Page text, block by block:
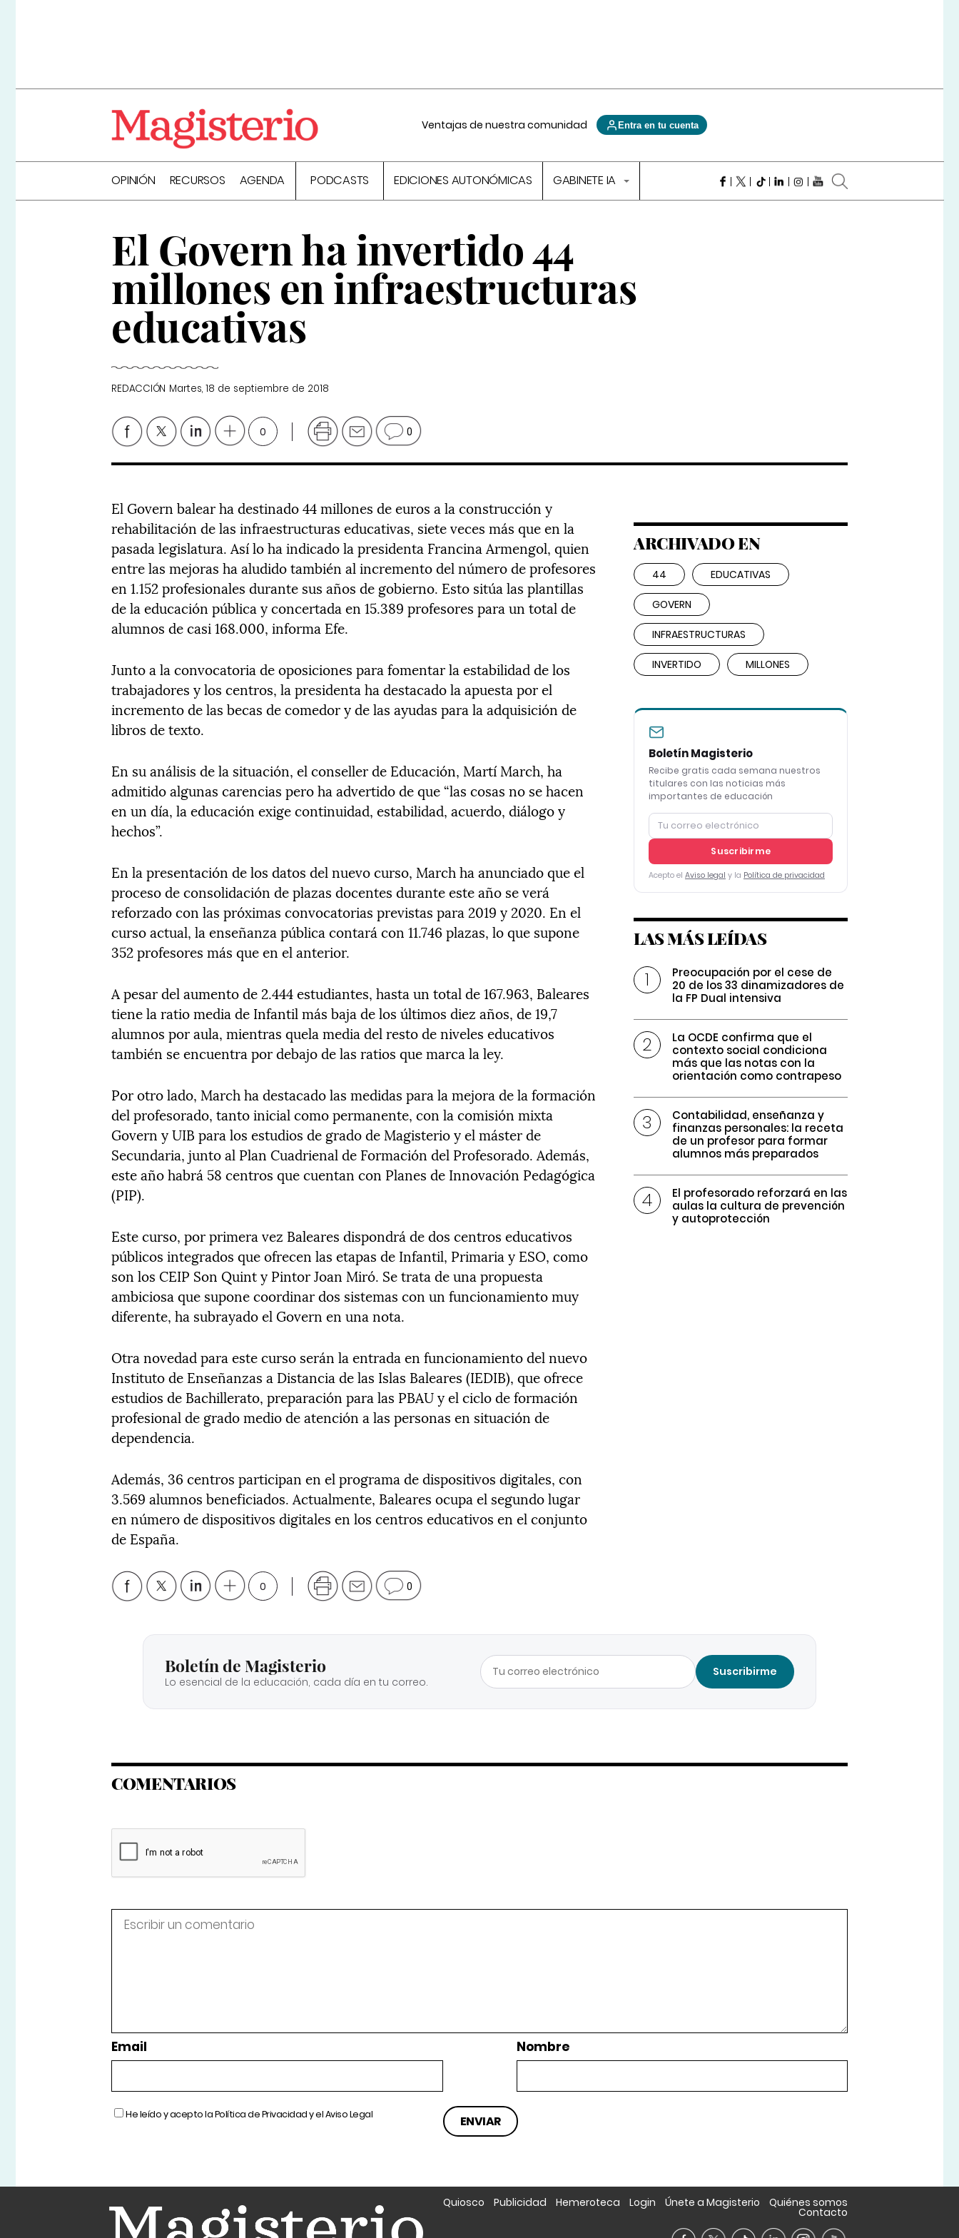
Ventajas de nuestra comunidad Entra en tu cuenta
OPINIÓN RECURSOS AGENDA PODCASTS EDICIONES AUTONÓMICAS GABINETE IA
El Govern ha invertido 44
millones en infraestructuras
educativas
REDACCIÓN Martes, 18 de septiembre de 2018
0 0
El Govern balear ha destinado 44 millones de euros a la construcción y
rehabilitación de las infraestructuras educativas, siete veces más que en la
pasada legislatura. Así lo ha indicado la presidenta Francina Armengol, quien
entre las mejoras ha aludido también al incremento del número de profesores
en 1.152 profesionales durante sus años de gobierno. Esto sitúa las plantillas
de la educación pública y concertada en 15.389 profesores para un total de
alumnos de casi 168.000, informa Efe.
Junto a la convocatoria de oposiciones para fomentar la estabilidad de los
trabajadores y los centros, la presidenta ha destacado la apuesta por el
incremento de las becas de comedor y de las ayudas para la adquisición de
libros de texto.
En su análisis de la situación, el conseller de Educación, Martí March, ha
admitido algunas carencias pero ha advertido de que “las cosas no se hacen
en un día, la educación exige continuidad, estabilidad, acuerdo, diálogo y
hechos”.
En la presentación de los datos del nuevo curso, March ha anunciado que el
proceso de consolidación de plazas docentes durante este año se verá
reforzado con las próximas convocatorias previstas para 2019 y 2020. En el
curso actual, la enseñanza pública contará con 11.746 plazas, lo que supone
352 profesores más que en el anterior.
A pesar del aumento de 2.444 estudiantes, hasta un total de 167.963, Baleares
tiene la ratio media de Infantil más baja de los últimos diez años, de 19,7
alumnos por aula, mientras quela media del resto de niveles educativos
también se encuentra por debajo de las ratios que marca la ley.
Por otro lado, March ha destacado las medidas para la mejora de la formación
del profesorado, tanto inicial como permanente, con la comisión mixta
Govern y UIB para los estudios de grado de Magisterio y el máster de
Secundaria, junto al Plan Cuadrienal de Formación del Profesorado. Además,
este año habrá 58 centros que cuentan con Planes de Innovación Pedagógica
(PIP).
Este curso, por primera vez Baleares dispondrá de dos centros educativos
públicos integrados que ofrecen las etapas de Infantil, Primaria y ESO, como
son los CEIP Son Quint y Pintor Joan Miró. Se trata de una propuesta
ambiciosa que supone coordinar dos sistemas con un funcionamiento muy
diferente, ha subrayado el Govern en una nota.
Otra novedad para este curso serán la entrada en funcionamiento del nuevo
Instituto de Enseñanzas a Distancia de las Islas Baleares (IEDIB), que ofrece
estudios de Bachillerato, preparación para las PBAU y el ciclo de formación
profesional de grado medio de atención a las personas en situación de
dependencia.
Además, 36 centros participan en el programa de dispositivos digitales, con
3.569 alumnos beneficiados. Actualmente, Baleares ocupa el segundo lugar
en número de dispositivos digitales en los centros educativos en el conjunto
de España.
0 0
ARCHIVADO EN
44 EDUCATIVAS
GOVERN
INFRAESTRUCTURAS
INVERTIDO MILLONES
Boletín Magisterio
Recibe gratis cada semana nuestros
titulares con las noticias más
importantes de educación
Suscribirme
Acepto el Aviso legal y la Política de privacidad
LAS MÁS LEÍDAS
Preocupación por el cese de
20 de los 33 dinamizadores de
la FP Dual intensiva
La OCDE confirma que el
contexto social condiciona
más que las notas con la
orientación como contrapeso
Contabilidad, enseñanza y
finanzas personales: la receta
de un profesor para formar
alumnos más preparados
El profesorado reforzará en las
aulas la cultura de prevención
y autoprotección
Boletín de Magisterio
Lo esencial de la educación, cada día en tu correo.
Suscribirme
COMENTARIOS
Email Nombre
He leído y acepto laPolítica de Privacidady elAviso Legal
Quiosco Publicidad Hemeroteca Login Únete a Magisterio Quiénes somos
Contacto